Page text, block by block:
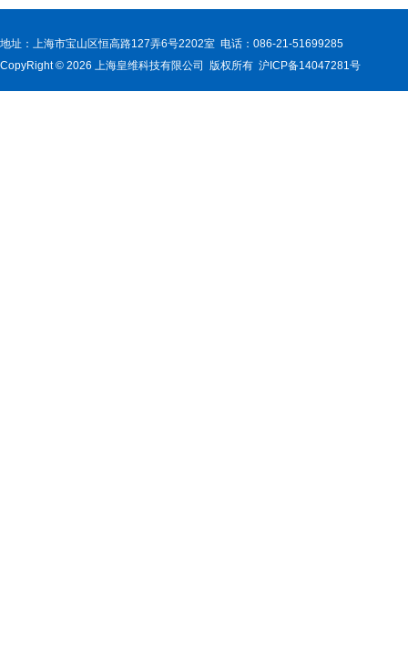
地址：上海市宝山区恒高路127弄6号2202室 电话：086-21-51699285
CopyRight © 2026 上海皇维科技有限公司 版权所有 沪ICP备14047281号